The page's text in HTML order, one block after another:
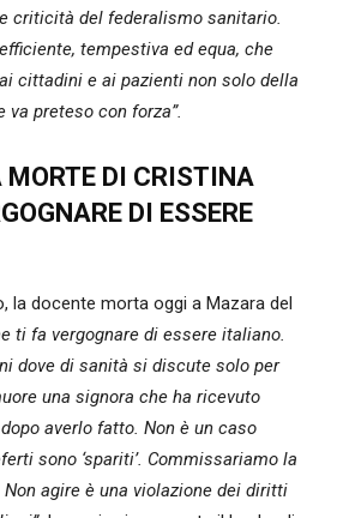
criticità del federalismo sanitario.
tempestiva ed equa, che
cittadini e ai pazienti non solo della
preteso con forza”.
MORTE DI CRISTINA
DI ESSERE
la docente morta oggi a Mazara del
ti fa vergognare di essere italiano.
dove di sanità si discute solo per
una signora che ha ricevuto
averlo fatto. Non è un caso
sono ‘spariti’. Commissariamo la
agire è una violazione dei diritti